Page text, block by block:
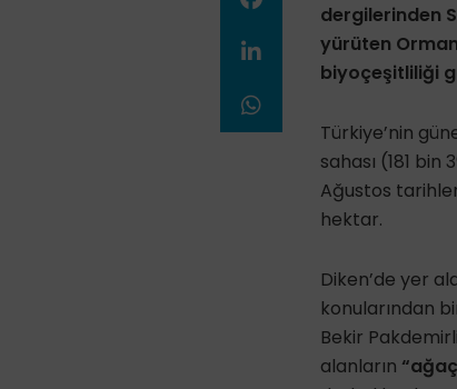
dergilerinden
yürüten
biyoçeşitliliği
Türkiye’nin
sahası (181
Ağustos
hektar.
Diken’de yer
konularından
Bekir
alanların